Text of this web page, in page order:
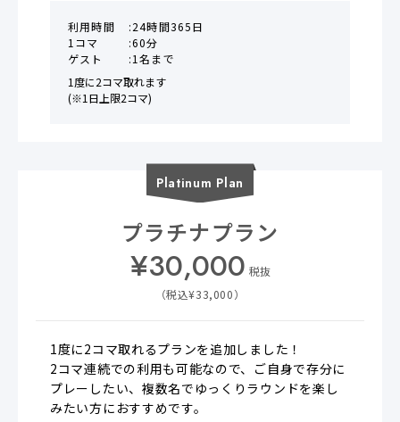
利用時間
24時間365日
1コマ
60分
ゲスト
1名まで
1度に2コマ取れます
(※1日上限2コマ)
Platinum Plan
プラチナプラン
¥30,000 税抜
（税込¥33,000）
1度に2コマ取れるプランを追加しました！
2コマ連続での利用も可能なので、ご自身で存分に
プレーしたい、複数名でゆっくりラウンドを楽し
みたい方におすすめです。